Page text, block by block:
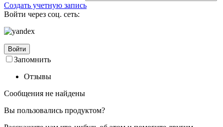
Создать учетную запись
Войти через соц. сеть:
Войти
Запомнить
Отзывы
Сообщения не найдены
Вы пользовались продуктом?